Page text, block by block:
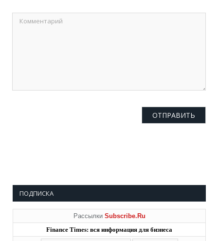
ПОДПИСКА
Рассылки Subscribe.Ru
Finance Times: вся информация для бизнеса